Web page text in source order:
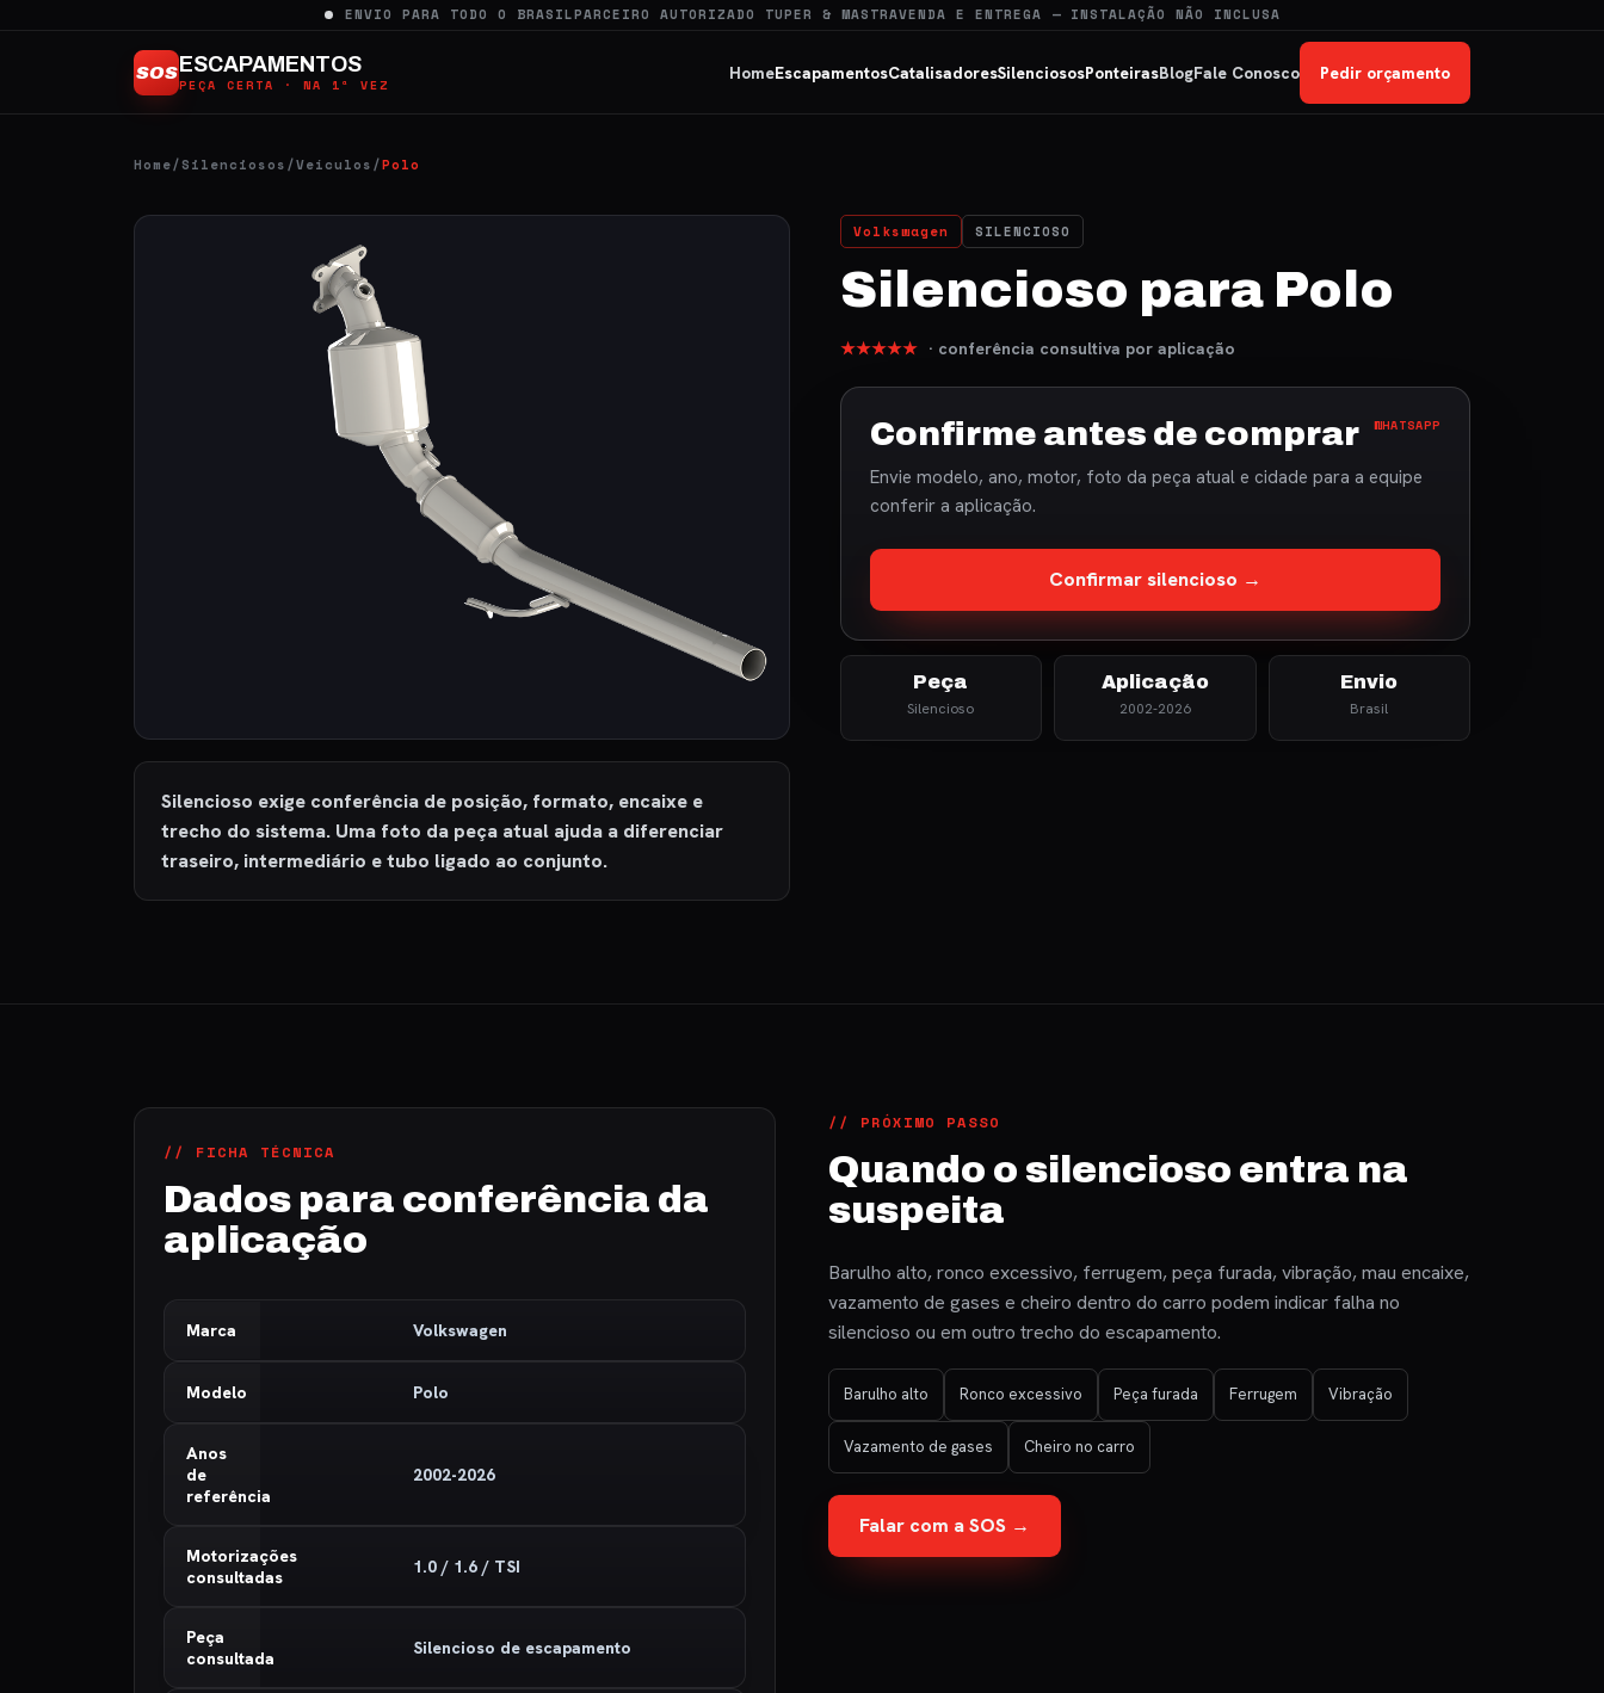
ENVIO PARA TODO O BRASILPARCEIRO AUTORIZADO TUPER & MASTRAVENDA E ENTREGA — INSTALAÇÃO NÃO INCLUSA
SOSESCAPAMENTOS
PEÇA CERTA · NA 1ª VEZ
HomeEscapamentosCatalisadoresSilenciososPonteirasBlogFale Conosco Pedir orçamento
Home/Silenciosos/Veículos/Polo
Silencioso exige conferência de posição, formato, encaixe e
trecho do sistema. Uma foto da peça atual ajuda a diferenciar
traseiro, intermediário e tubo ligado ao conjunto.
Volkswagen SILENCIOSO
Silencioso para Polo
★★★★★ · conferência consultiva por aplicação
Confirme antes de comprar WHATSAPP
Envie modelo, ano, motor, foto da peça atual e cidade para a equipe
conferir a aplicação.
Confirmar silencioso →
Peça
Silencioso
Aplicação
2002-2026
Envio
Brasil
// FICHA TÉCNICA
Dados para conferência da
aplicação
Marca Volkswagen
Modelo Polo
Anos
de
referência
2002-2026
Motorizações
consultadas
1.0 / 1.6 / TSI
Peça
consultada
Silencioso de escapamento
// PRÓXIMO PASSO
Quando o silencioso entra na
suspeita
Barulho alto, ronco excessivo, ferrugem, peça furada, vibração, mau encaixe,
vazamento de gases e cheiro dentro do carro podem indicar falha no
silencioso ou em outro trecho do escapamento.
Barulho alto Ronco excessivo Peça furada Ferrugem Vibração
Vazamento de gases Cheiro no carro
Falar com a SOS →